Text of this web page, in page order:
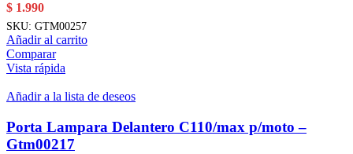
$ 1.990
SKU: GTM00257
Añadir al carrito
Comparar
Vista rápida
Añadir a la lista de deseos
Porta Lampara Delantero C110/max p/moto –
Gtm00217